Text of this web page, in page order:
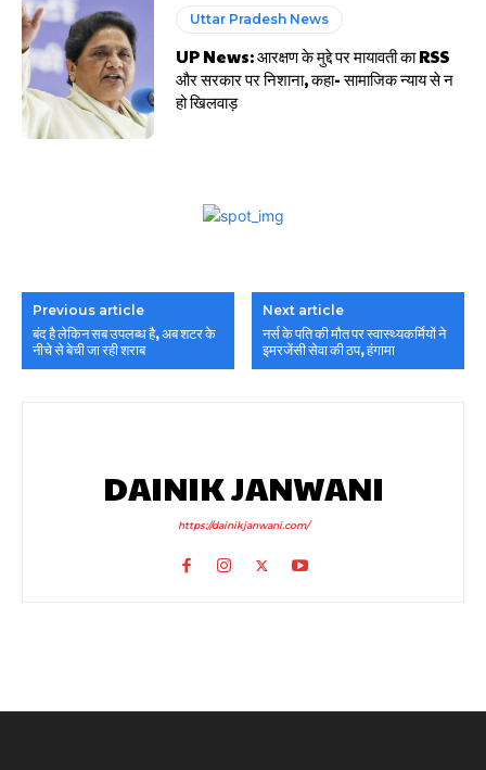
Uttar Pradesh News
UP News: आरक्षण के मुद्दे पर मायावती का RSS
और सरकार पर निशाना, कहा- सामाजिक न्याय से न
हो खिलवाड़
Previous article
बंद है लेकिन सब उपलब्ध है, अब शटर के
नीचे से बेची जा रही शराब
Next article
नर्स के पति की मौत पर स्वास्थ्यकर्मियों ने
इमरजेंसी सेवा की ठप, हंगामा
DAINIK JANWANI
https://dainikjanwani.com/